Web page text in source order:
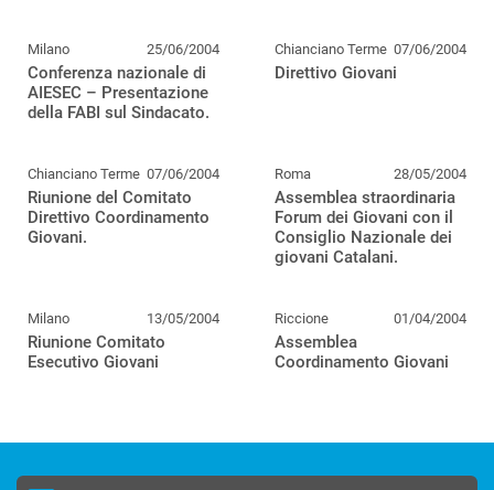
Milano 25/06/2004
Conferenza nazionale di
AIESEC – Presentazione
della FABI sul Sindacato.
Chianciano Terme 07/06/2004
Direttivo Giovani
Chianciano Terme 07/06/2004
Riunione del Comitato
Direttivo Coordinamento
Giovani.
Roma 28/05/2004
Assemblea straordinaria
Forum dei Giovani con il
Consiglio Nazionale dei
giovani Catalani.
Milano 13/05/2004
Riunione Comitato
Esecutivo Giovani
Riccione 01/04/2004
Assemblea
Coordinamento Giovani